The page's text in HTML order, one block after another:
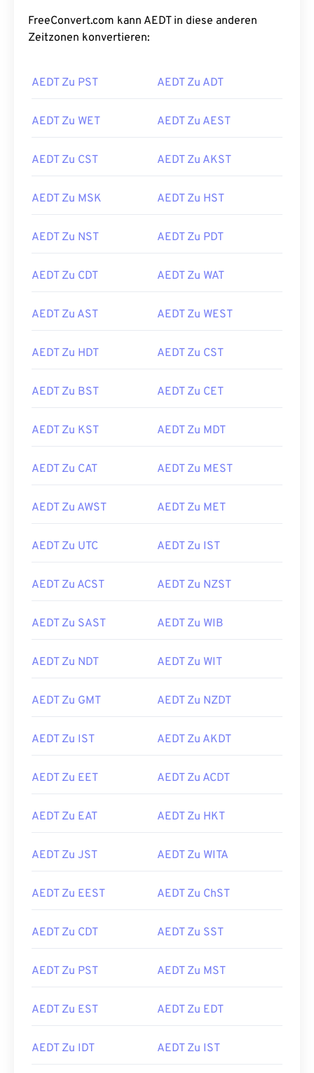
FreeConvert.com kann AEDT in diese anderen
Zeitzonen konvertieren:
AEDT Zu PST AEDT Zu ADT
AEDT Zu WET AEDT Zu AEST
AEDT Zu CST AEDT Zu AKST
AEDT Zu MSK AEDT Zu HST
AEDT Zu NST AEDT Zu PDT
AEDT Zu CDT AEDT Zu WAT
AEDT Zu AST AEDT Zu WEST
AEDT Zu HDT AEDT Zu CST
AEDT Zu BST AEDT Zu CET
AEDT Zu KST AEDT Zu MDT
AEDT Zu CAT AEDT Zu MEST
AEDT Zu AWST AEDT Zu MET
AEDT Zu UTC AEDT Zu IST
AEDT Zu ACST AEDT Zu NZST
AEDT Zu SAST AEDT Zu WIB
AEDT Zu NDT AEDT Zu WIT
AEDT Zu GMT AEDT Zu NZDT
AEDT Zu IST AEDT Zu AKDT
AEDT Zu EET AEDT Zu ACDT
AEDT Zu EAT AEDT Zu HKT
AEDT Zu JST AEDT Zu WITA
AEDT Zu EEST AEDT Zu ChST
AEDT Zu CDT AEDT Zu SST
AEDT Zu PST AEDT Zu MST
AEDT Zu EST AEDT Zu EDT
AEDT Zu IDT AEDT Zu IST